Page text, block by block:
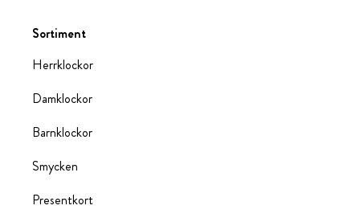
Sortiment
Herrklockor
Damklockor
Barnklockor
Smycken
Presentkort